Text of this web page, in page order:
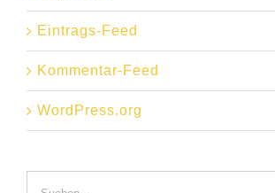
Eintrags-Feed
Kommentar-Feed
WordPress.org